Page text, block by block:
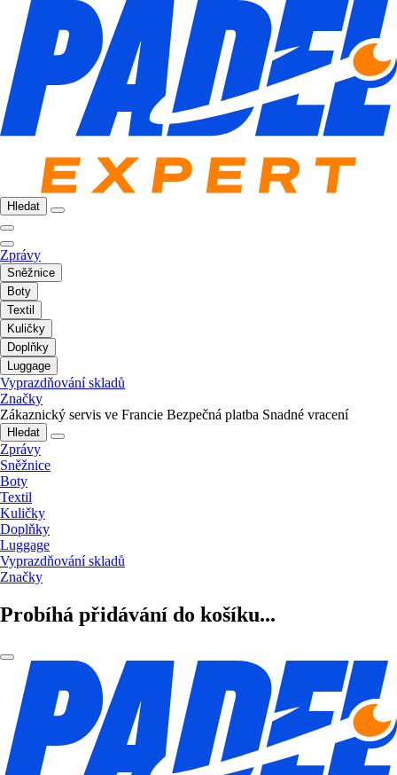
Hledat
Zprávy
Sněžnice
Boty
Textil
Kuličky
Doplňky
Luggage
Vyprazdňování skladů
Značky
Zákaznický servis ve Francie Bezpečná platba Snadné vracení
Hledat
Zprávy
Sněžnice
Boty
Textil
Kuličky
Doplňky
Luggage
Vyprazdňování skladů
Značky
Probíhá přidávání do košíku...